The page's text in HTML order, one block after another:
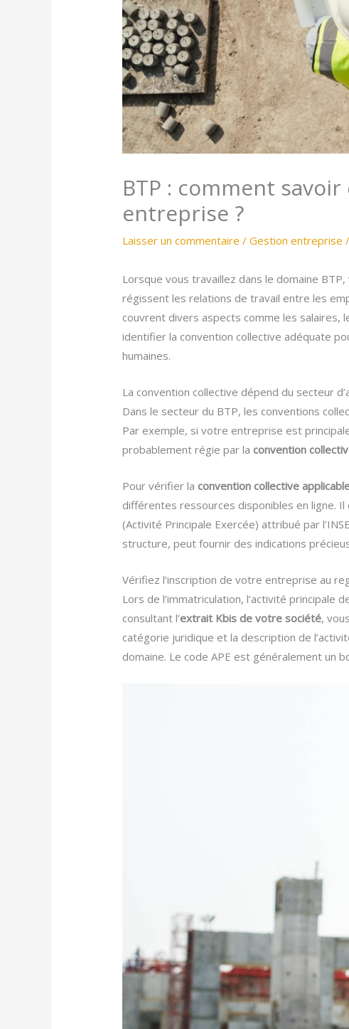
BTP : comment
entreprise ?
Laisser un commentaire /Gestion entreprise
Lorsque vous travaillez dans le domaine
régissent les relations de travail entre les
couvrent divers aspects comme les salaires,
identifier la convention collective adéquate
humaines.
La convention collective dépend du secteur
Dans le secteur du BTP, les conventions
Par exemple, si votre entreprise est
probablement régie par laconvention
Pour vérifier laconvention collective
différentes ressources disponibles en ligne.
(Activité Principale Exercée) attribué par
structure, peut fournir des indications
Vérifiez l’inscription de votre entreprise au
Lors de l’immatriculation, l’activité
consultant l’extrait Kbis de votre société,
catégorie juridique et la description de
domaine. Le code APE est généralement un